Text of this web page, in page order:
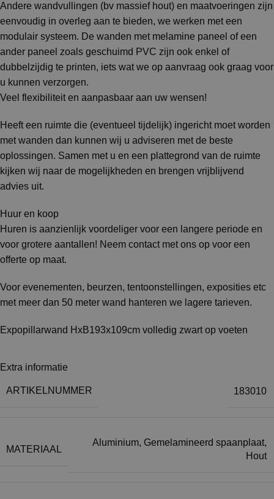
Andere wandvullingen (bv massief hout) en maatvoeringen zijn
eenvoudig in overleg aan te bieden, we werken met een
modulair systeem. De wanden met melamine paneel of een
ander paneel zoals geschuimd PVC zijn ook enkel of
dubbelzijdig te printen, iets wat we op aanvraag ook graag voor
u kunnen verzorgen.
Veel flexibiliteit en aanpasbaar aan uw wensen!
Heeft een ruimte die (eventueel tijdelijk) ingericht moet worden
met wanden dan kunnen wij u adviseren met de beste
oplossingen. Samen met u en een plattegrond van de ruimte
kijken wij naar de mogelijkheden en brengen vrijblijvend
advies uit.
Huur en koop
Huren is aanzienlijk voordeliger voor een langere periode en
voor grotere aantallen! Neem contact met ons op voor een
offerte op maat.
Voor evenementen, beurzen, tentoonstellingen, exposities etc
met meer dan 50 meter wand hanteren we lagere tarieven.
Expopillarwand HxB193x109cm volledig zwart op voeten
Extra informatie
ARTIKELNUMMER 183010
MATERIAAL
Aluminium, Gemelamineerd spaanplaat,
Hout